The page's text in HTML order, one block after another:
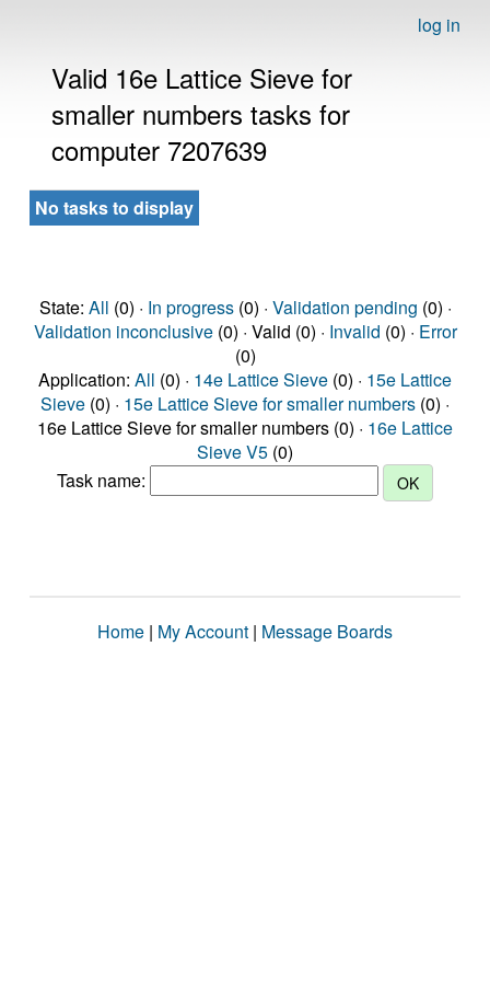
log in
Valid 16e Lattice Sieve for
smaller numbers tasks for
computer 7207639
No tasks to display
State: All (0) · In progress(0) · Validation pending (0) ·
Validation inconclusive(0) · Valid (0) · Invalid (0) · Error
(0)
Application: All (0) · 14e Lattice Sieve (0) · 15e Lattice
Sieve (0) · 15e Lattice Sieve for smaller numbers (0) ·
16e Lattice Sieve for smaller numbers (0) · 16e Lattice
Sieve V5 (0)
Task name:
Home | My Account | Message Boards